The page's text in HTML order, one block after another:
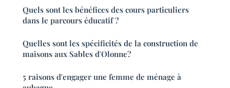
Quels sont les bénéfices des cours particuliers
dans le parcours éducatif ?
Quelles sont les spécificités de la construction de
maisons aux Sables d'Olonne?
5 raisons d'engager une femme de ménage à